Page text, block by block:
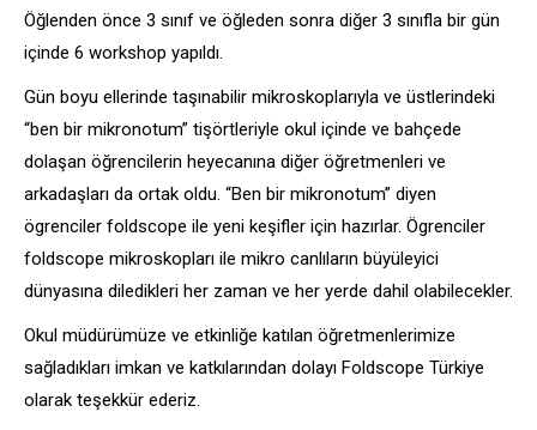
Öğlenden önce 3 sınıf ve öğleden sonra diğer 3 sınıfla bir gün
içinde 6 workshop yapıldı.
Gün boyu ellerinde taşınabilir mikroskoplarıyla ve üstlerindeki
“ben bir mikronotum” tişörtleriyle okul içinde ve bahçede
dolaşan öğrencilerin heyecanına diğer öğretmenleri ve
arkadaşları da ortak oldu. “Ben bir mikronotum” diyen
ögrenciler foldscope ile yeni keşifler için hazırlar. Ögrenciler
foldscope mikroskopları ile mikro canlıların büyüleyici
dünyasına diledikleri her zaman ve her yerde dahil olabilecekler.
Okul müdürümüze ve etkinliğe katılan öğretmenlerimize
sağladıkları imkan ve katkılarından dolayı Foldscope Türkiye
olarak teşekkür ederiz.